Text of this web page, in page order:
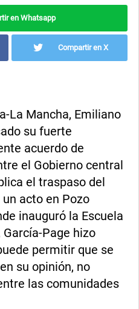
en Whatsapp
Compartir en X
La Mancha, Emiliano
su fuerte
acuerdo de
el Gobierno central
el traspaso del
un acto en Pozo
inauguró la Escuela
García-Page hizo
permitir que se
su opinión, no
las comunidades